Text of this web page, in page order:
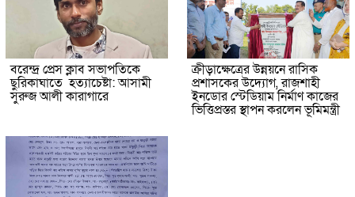
বরেন্দ্র প্রেস ক্লাব সভাপতিকে
ছুরিকাঘাতে হত্যাচেষ্টা: আসামী
সুরুজ আলী কারাগারে
ক্রীড়াক্ষেত্রের উন্নয়নে রাসিক
প্রশাসকের উদ্যোগ, রাজশাহী
ইনডোর স্টেডিয়াম নির্মাণ কাজের
ভিত্তিপ্রস্তর স্থাপন করলেন ভূমিমন্ত্রী